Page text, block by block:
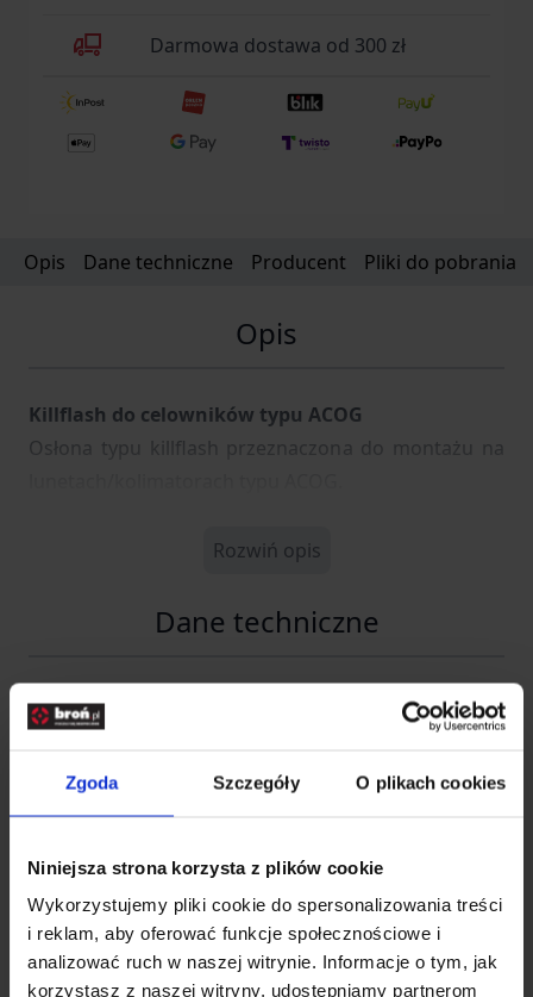
Zgoda Szczegóły O plikach cookies
Niniejsza strona korzysta z plików cookie
Wykorzystujemy pliki cookie do spersonalizowania treści
i reklam, aby oferować funkcje społecznościowe i
analizować ruch w naszej witrynie. Informacje o tym, jak
korzystasz z naszej witryny, udostępniamy partnerom
Darmowa dostawa od 300 zł
Opis Dane techniczne Producent Pliki do pobrania
Opis
Killflash do celowników typu ACOG
Osłona typu killflash przeznaczona do montażu na
Rozwiń opis
Dane techniczne
Kod SKU
GF.AMO-10-024241
Producent
Nazwa
INFINITY FUND Sp z o. o.